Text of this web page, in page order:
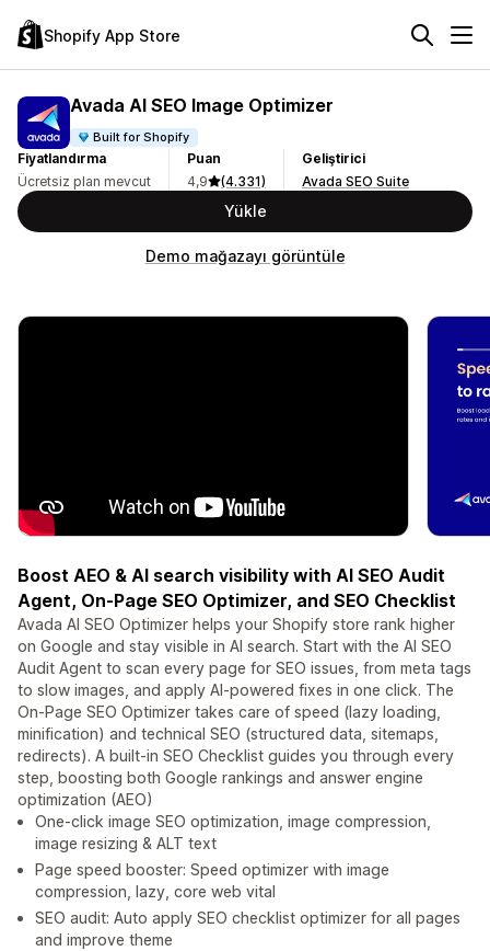
Shopify App Store
Avada AI SEO Image Optimizer
Built for Shopify
Fiyatlandırma
Ücretsiz plan mevcut
Puan
4,9
(4.331)
Geliştirici
Avada SEO Suite
Yükle
Demo mağazayı görüntüle
Boost AEO & AI search visibility with AI SEO Audit
Agent, On-Page SEO Optimizer, and SEO Checklist
Avada AI SEO Optimizer helps your Shopify store rank higher
on Google and stay visible in AI search. Start with the AI SEO
Audit Agent to scan every page for SEO issues, from meta tags
to slow images, and apply AI-powered fixes in one click. The
On-Page SEO Optimizer takes care of speed (lazy loading,
minification) and technical SEO (structured data, sitemaps,
redirects). A built-in SEO Checklist guides you through every
step, boosting both Google rankings and answer engine
optimization (AEO)
One-click image SEO optimization, image compression,
image resizing & ALT text
Page speed booster: Speed optimizer with image
compression, lazy, core web vital
SEO audit: Auto apply SEO checklist optimizer for all pages
and improve theme